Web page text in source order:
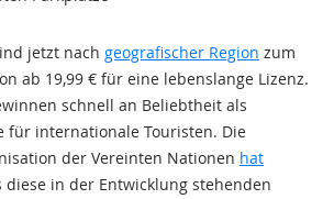
jetzt nach geografischer Region zum
ab 19,99 € für eine lebenslange Lizenz.
schnell an Beliebtheit als
für internationale Touristen. Die
der Vereinten Nationen hat
diese in der Entwicklung stehenden